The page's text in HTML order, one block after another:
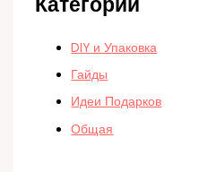
DIY и Упаковка
Гайды
Идеи Подарков
Общая